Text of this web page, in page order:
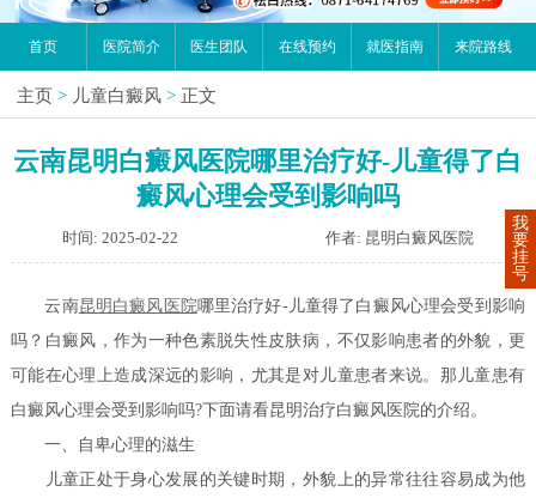
首页 医院简介 医生团队 在线预约 就医指南 来院路线
主页 > 儿童白癜风 > 正文
云南昆明白癜风医院哪里治疗好-儿童得了白
癜风心理会受到影响吗
时间: 2025-02-22 作者: 昆明白癜风医院
云南昆明白癜风医院哪里治疗好-儿童得了白癜风心理会受到影响
吗？白癜风，作为一种色素脱失性皮肤病，不仅影响患者的外貌，更
可能在心理上造成深远的影响，尤其是对儿童患者来说。那儿童患有
白癜风心理会受到影响吗?下面请看昆明治疗白癜风医院的介绍。
一、自卑心理的滋生
儿童正处于身心发展的关键时期，外貌上的异常往往容易成为他
我
要
挂
号